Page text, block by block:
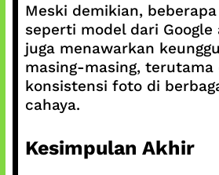
Meski demikian,
seperti model dari Google
juga menawarkan
masing-masing, terutama
konsistensi foto di
cahaya.
Kesimpulan Akhir